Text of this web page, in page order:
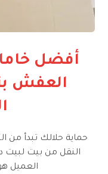
أفضل
حماية حلالك تبدأ من
النقل من بيت لبيت
العميل